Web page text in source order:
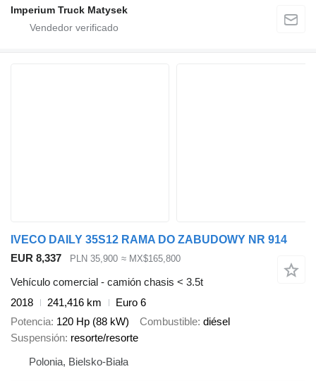
Imperium Truck Matysek
IVECO DAILY 35S12 RAMA DO ZABUDOWY NR 914
EUR 8,337
PLN 35,900 ≈ MX$165,800
Vehículo comercial - camión chasis < 3.5t
2018
241,416 km
Euro 6
Potencia 120 Hp (88 kW) Combustible diésel
Suspensión resorte/resorte
Polonia, Bielsko-Biała